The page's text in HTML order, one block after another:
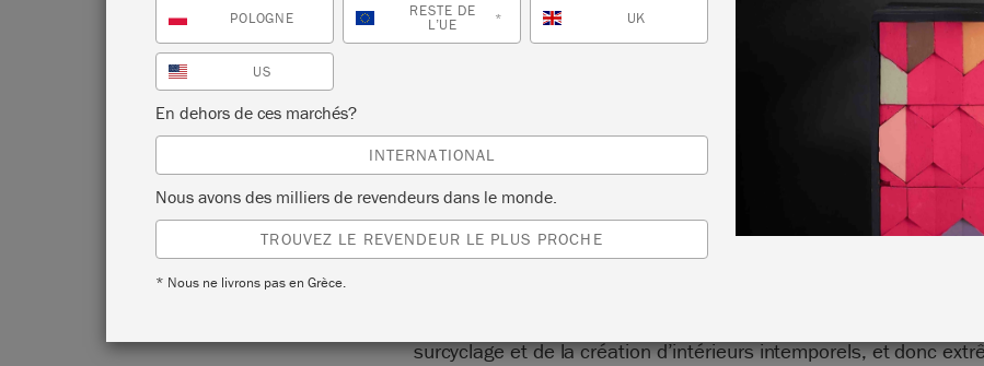
Inspiration
COMMENT RECYCLER
PRODUITS ANNIE
surcyclage et de la création d’intérieurs intemporels, et donc
POLOGNE RESTE DE
L’UE * UK
US
En dehors de ces marchés?
INTERNATIONAL
Nous avons des milliers de revendeurs dans le monde.
TROUVEZ LE REVENDEUR LE PLUS PROCHE
* Nous ne livrons pas en Grèce.